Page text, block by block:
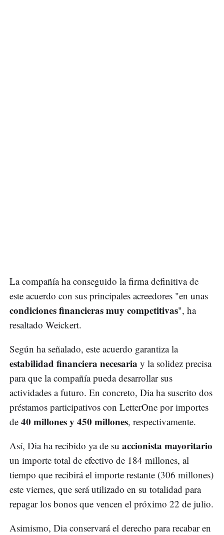
La compañía ha conseguido la firma definitiva de
este acuerdo con sus principales acreedores "en unas
condiciones financieras muy competitivas", ha
resaltado Weickert.
Según ha señalado, este acuerdo garantiza la
estabilidad financiera necesaria y la solidez precisa
para que la compañía pueda desarrollar sus
actividades a futuro. En concreto, Dia ha suscrito dos
préstamos participativos con LetterOne por importes
de 40 millones y 450 millones, respectivamente.
Así, Dia ha recibido ya de su accionista mayoritario
un importe total de efectivo de 184 millones, al
tiempo que recibirá el importe restante (306 millones)
este viernes, que será utilizado en su totalidad para
repagar los bonos que vencen el próximo 22 de julio.
Asimismo, Dia conservará el derecho para recabar en